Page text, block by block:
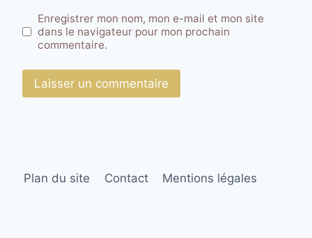
Enregistrer mon nom, mon e-mail et mon site
dans le navigateur pour mon prochain
commentaire.
Plan du site Contact Mentions légales